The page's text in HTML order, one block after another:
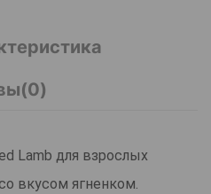
Lamb для взрослых
вкусом ягненком.